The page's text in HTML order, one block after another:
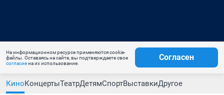
На информационном ресурсе применяются cookie-
файлы. Оставаясь на сайте, вы подтверждаете свое
согласиена их использование.
Согласен
КиноКонцертыТеатрДетямСпортВыставкиДругое